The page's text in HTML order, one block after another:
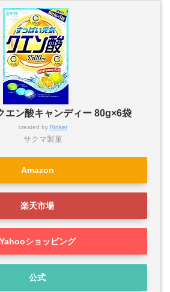
エン酸キャンディー 80g×6袋
created by Rinker
サクマ製菓
Amazon
楽天市場
Yahooショッピング
公式